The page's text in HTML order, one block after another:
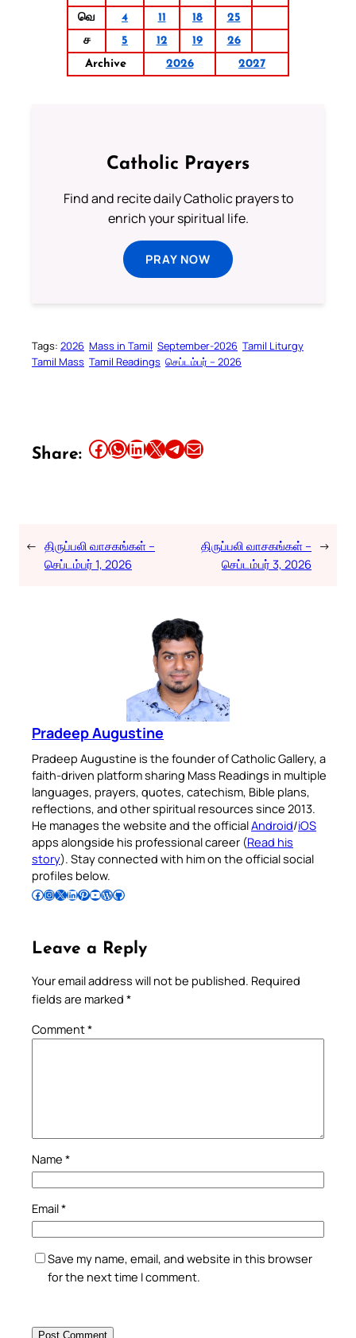
வெ
4 11 18
25
ச
5 12 19
26
Archive
2026 2027
Catholic Prayers
Find and recite daily Catholic prayers to
enrich your spiritual life.
PRAY NOW
Tags: 2026 Mass in Tamil September-2026 Tamil Liturgy
Tamil Mass Tamil Readings செப்டம்பர் – 2026
Share: Share this article on Facebook Share this article on WhatsApp Share this article on LinkedIn Share this article on X Share this article on TelegramEmail this Article
← திருப்பலி வாசகங்கள் –
செப்டம்பர் 1, 2026
திருப்பலி வாசகங்கள் –
செப்டம்பர் 3, 2026
→
Pradeep Augustine
Pradeep Augustine is the founder of Catholic Gallery, a
faith-driven platform sharing Mass Readings in multiple
languages, prayers, quotes, catechism, Bible plans,
reflections, and other spiritual resources since 2013.
He manages the website and the officialAndroid/iOS
apps alongside his professional career (Read his
story). Stay connected with him on the official social
profiles below.
Follow Pradeep on Facebook Follow Pradeep on InstagramFollow Pradeep on X Follow Pradeep on LinkedIn Follow Pradeep on Pinterest Subscribe to Pradeep’s Youtube Channel Follow Pradeep on WordPress Follow Pradeep on GitHub
Leave a Reply
Your email address will not be published. Required
fields are marked *
Comment*
Name *
Email*
Save my name, email, and website in this browser
for the next time I comment.